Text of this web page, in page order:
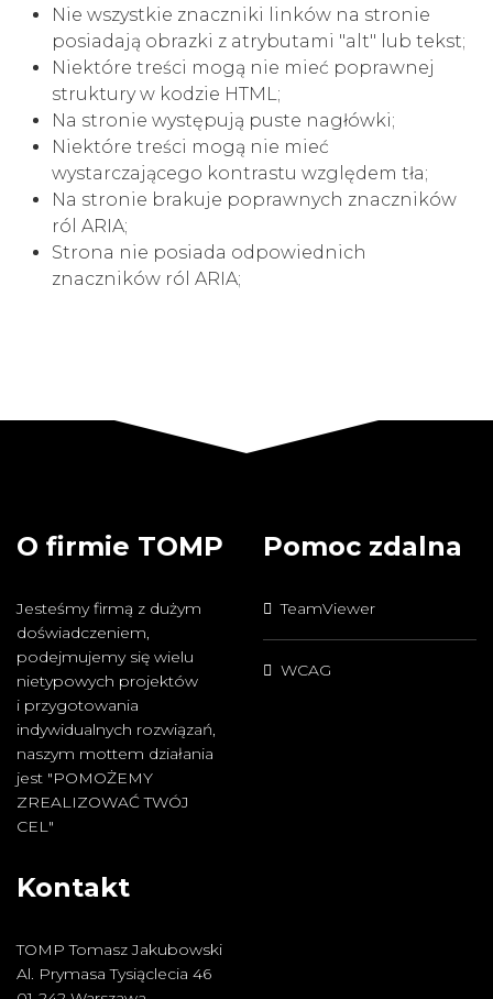
Nie wszystkie znaczniki linków na stronie
posiadają obrazki z atrybutami "alt" lub tekst;
Niektóre treści mogą nie mieć poprawnej
struktury w kodzie HTML;
Na stronie występują puste nagłówki;
Niektóre treści mogą nie mieć
wystarczającego kontrastu względem tła;
Na stronie brakuje poprawnych znaczników
ról ARIA;
Strona nie posiada odpowiednich
znaczników ról ARIA;
O firmie TOMP
Jesteśmy firmą z dużym
doświadczeniem,
podejmujemy się wielu
nietypowych projektów
i przygotowania
indywidualnych rozwiązań,
naszym mottem działania
jest "POMOŻEMY
ZREALIZOWAĆ TWÓJ
CEL"
Pomoc zdalna
TeamViewer
WCAG
Kontakt
TOMP Tomasz Jakubowski
Al. Prymasa Tysiąclecia 46